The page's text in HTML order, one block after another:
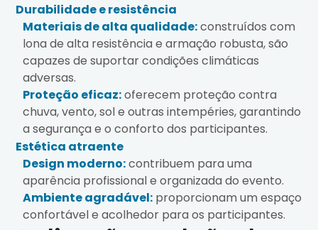
Durabilidade e resistência
Materiais de alta qualidade:construídos com
lona de alta resistência e armação robusta, são
capazes de suportar condições climáticas
adversas.
Proteção eficaz:oferecem proteção contra
chuva, vento, sol e outras intempéries, garantindo
a segurança e o conforto dos participantes.
Estética atraente
Design moderno:contribuem para uma
aparência profissional e organizada do evento.
Ambiente agradável: proporcionam um espaço
confortável e acolhedor para os participantes.